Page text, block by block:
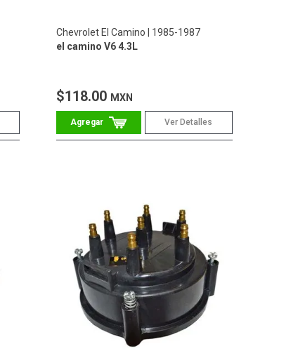
Chevrolet El Camino
1985-1987
el camino V6 4.3L
$118.00 MXN
Ver Detalles